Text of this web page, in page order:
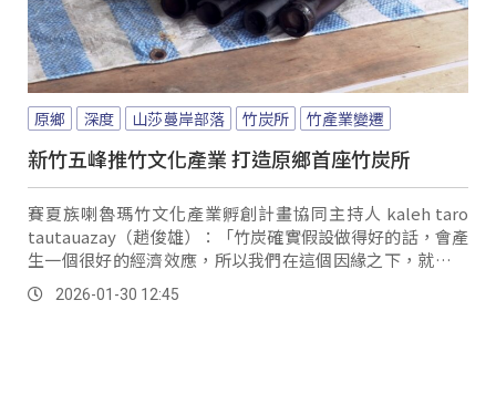
原鄉 深度 山莎蔓岸部落 竹炭所 竹產業變遷
新竹五峰推竹文化產業 打造原鄉首座竹炭所
賽夏族喇魯瑪竹文化產業孵創計畫協同主持人 kaleh taro
tautauazay（趙俊雄）：「竹炭確實假設做得好的話，會產
生一個很好的經濟效應，所以我們在這個因緣之下，就開始
思考，竹炭怎麼把它建構起來，然後來製造好的竹炭，將來
可以變成更好的產品。
2026-01-30 12:45